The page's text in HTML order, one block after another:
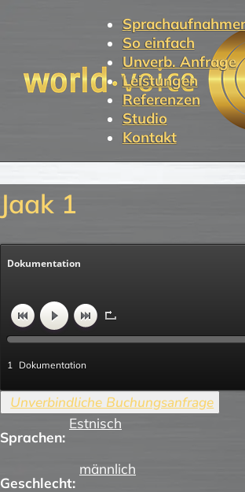
So einfach
Unverb. Anfrage
Leistungen
Referenzen
Studio
Kontakt
Jaak 1
Dokumentation
1 Dokumentation
Sprachen:
Estnisch
Geschlecht:
männlich